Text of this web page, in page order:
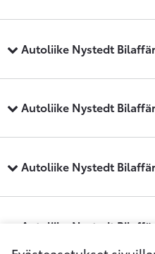
Autoliike Nystedt
Autoliike Nystedt
Autoliike Nystedt Bilaffär
Autoliike Nystedt Bilaffär